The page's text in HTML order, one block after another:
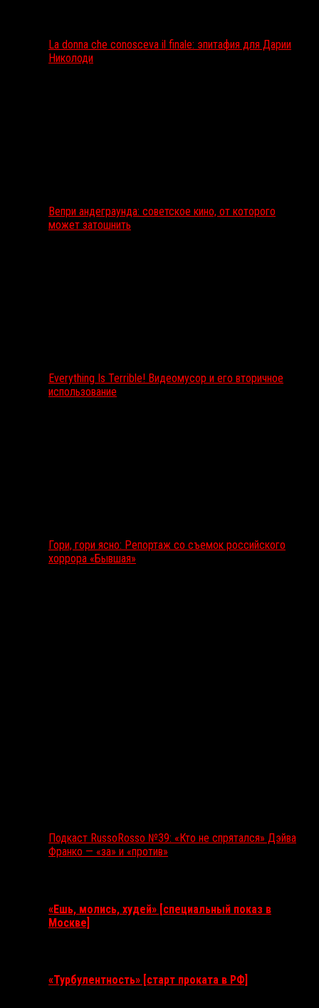
La donna che conosceva il finale: эпитафия для Дарии
Николоди
Вепри андеграунда: советское кино, от которого
может затошнить
Everything Is Terrible! Видеомусор и его вторичное
использование
Гори, гори ясно: Репортаж со съемок российского
хоррора «Бывшая»
Подкаст RussoRosso №39: «Кто не спрятался» Дэйва
Франко — «за» и «против»
«Ешь, молись, худей» [специальный показ в
Москве]
«Турбулентность» [старт проката в РФ]